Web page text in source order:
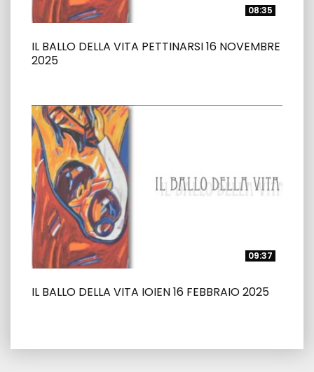
08:35
08:35
IL BALLO DELLA VITA PETTINARSI 16 NOVEMBRE
2025
09:37
09:37
IL BALLO DELLA VITA IOIEN 16 FEBBRAIO 2025